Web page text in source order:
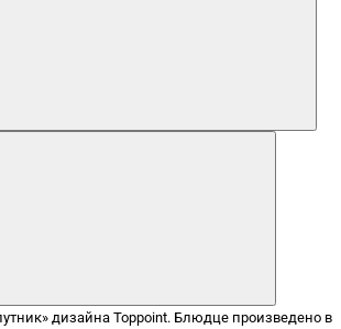
дизайна Toppoint. Блюдце произведено в